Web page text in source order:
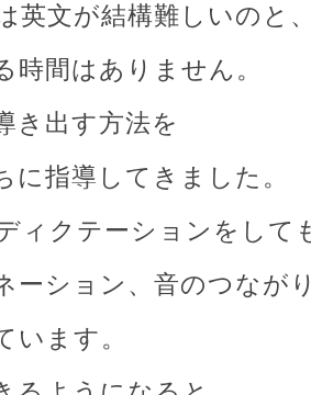
英文が結構難しいのと
時間はありません。
き出す方法を
に指導してきました。
ィクテーションをして
ーション、音のつなが
います。